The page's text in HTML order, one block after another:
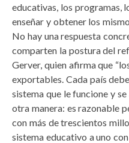
educativas, los programas,
enseñar y obtener los
No hay una respuesta
comparten la postura del
Gerver, quien afirma que
exportables. Cada país
sistema que le funcione y
otra manera: es razonable
con más de trescientos
sistema educativo a uno